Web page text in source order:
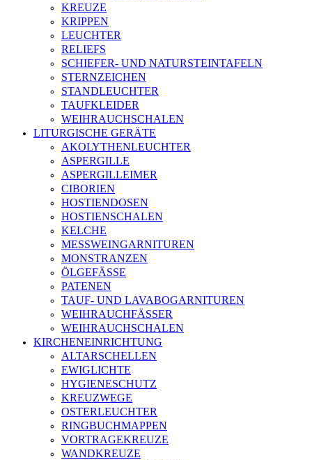
KREUZE
KRIPPEN
LEUCHTER
RELIEFS
SCHIEFER- UND NATURSTEINTAFELN
STERNZEICHEN
STANDLEUCHTER
TAUFKLEIDER
WEIHRAUCHSCHALEN
LITURGISCHE GERÄTE
AKOLYTHENLEUCHTER
ASPERGILLE
ASPERGILLEIMER
CIBORIEN
HOSTIENDOSEN
HOSTIENSCHALEN
KELCHE
MESSWEINGARNITUREN
MONSTRANZEN
ÖLGEFÄSSE
PATENEN
TAUF- UND LAVABOGARNITUREN
WEIHRAUCHFÄSSER
WEIHRAUCHSCHALEN
KIRCHENEINRICHTUNG
ALTARSCHELLEN
EWIGLICHTE
HYGIENESCHUTZ
KREUZWEGE
OSTERLEUCHTER
RINGBUCHMAPPEN
VORTRAGEKREUZE
WANDKREUZE